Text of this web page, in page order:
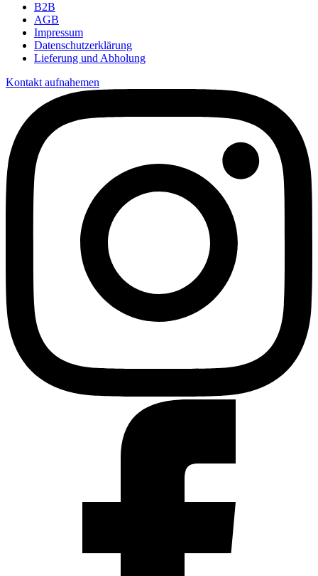
B2B
AGB
Impressum
Datenschutzerklärung
Lieferung und Abholung
Kontakt aufnahemen